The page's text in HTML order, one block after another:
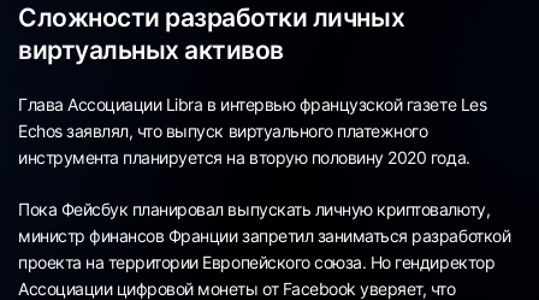
Сложности разработки личных
виртуальных активов
Глава Ассоциации Libra в интервью французской газете Les
Echos заявлял, что выпуск виртуального платежного
инструмента планируется на вторую половину 2020 года.
Пока Фейсбук планировал выпускать личную криптовалюту,
министр финансов Франции запретил заниматься разработкой
проекта на территории Европейского союза. Но гендиректор
Ассоциации цифровой монеты от Facebook уверяет, что